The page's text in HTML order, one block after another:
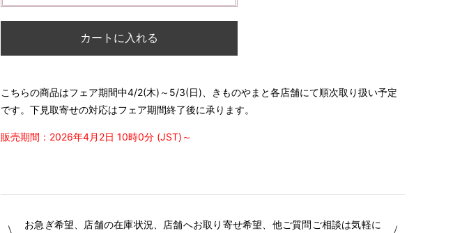
カートに入れる
こちらの商品はフェア期間中4/2(木)～5/3(日)、きものやまと各店舗にて順次取り扱い予定
です。下見取寄せの対応はフェア期間終了後に承ります。
販売期間：2026年4月2日 10時0分 (JST)～
お急ぎ希望、店舗の在庫状況、店舗へお取り寄せ希望、他ご質問ご相談は気軽に